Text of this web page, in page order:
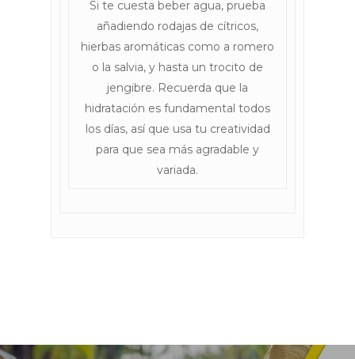
Si te cuesta beber agua, prueba
añadiendo rodajas de cítricos,
hierbas aromáticas como a romero
o la salvia, y hasta un trocito de
jengibre. Recuerda que la
hidratación es fundamental todos
los días, así que usa tu creatividad
para que sea más agradable y
variada.